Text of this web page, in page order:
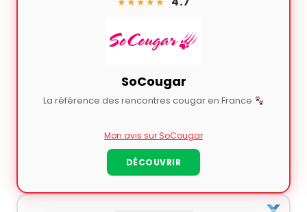
SoCougar
La référence des rencontres cougar en France
Mon avis sur SoCougar
DÉCOUVRIR